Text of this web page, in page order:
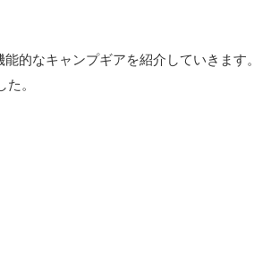
的なキャンプギアを紹介していきます。
。